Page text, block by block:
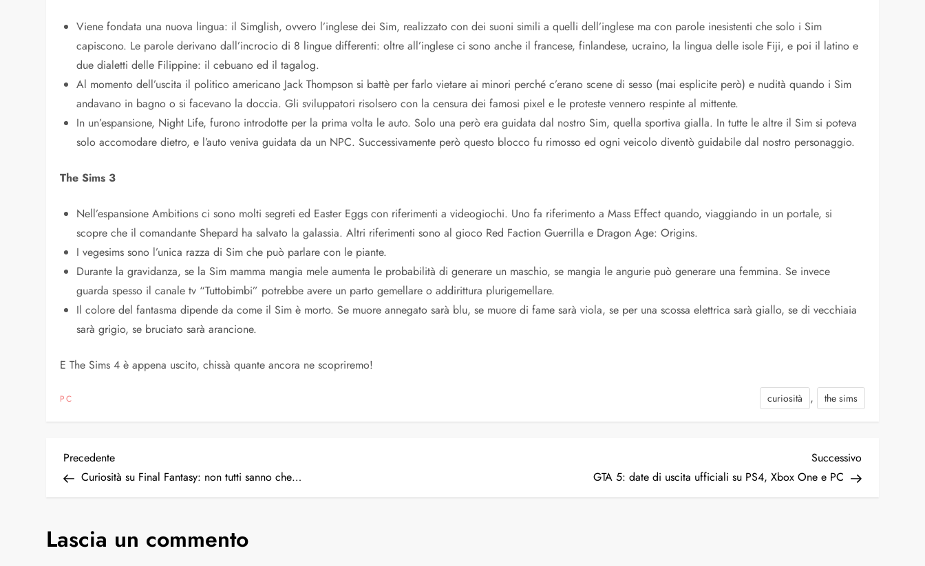
Viene fondata una nuova lingua: il Simglish, ovvero l’inglese dei Sim, realizzato con dei suoni simili a quelli dell’inglese ma con parole inesistenti che solo i Sim
capiscono. Le parole derivano dall’incrocio di 8 lingue differenti: oltre all’inglese ci sono anche il francese, finlandese, ucraino, la lingua delle isole Fiji, e poi il latino e
due dialetti delle Filippine: il cebuano ed il tagalog.
Al momento dell’uscita il politico americano Jack Thompson si battè per farlo vietare ai minori perché c’erano scene di sesso (mai esplicite però) e nudità quando i Sim
andavano in bagno o si facevano la doccia. Gli sviluppatori risolsero con la censura dei famosi pixel e le proteste vennero respinte al mittente.
In un’espansione, Night Life, furono introdotte per la prima volta le auto. Solo una però era guidata dal nostro Sim, quella sportiva gialla. In tutte le altre il Sim si poteva
solo accomodare dietro, e l’auto veniva guidata da un NPC. Successivamente però questo blocco fu rimosso ed ogni veicolo diventò guidabile dal nostro personaggio.
The Sims 3
Nell’espansione Ambitions ci sono molti segreti ed Easter Eggs con riferimenti a videogiochi. Uno fa riferimento a Mass Effect quando, viaggiando in un portale, si
scopre che il comandante Shepard ha salvato la galassia. Altri riferimenti sono al gioco Red Faction Guerrilla e Dragon Age: Origins.
I vegesims sono l’unica razza di Sim che può parlare con le piante.
Durante la gravidanza, se la Sim mamma mangia mele aumenta le probabilità di generare un maschio, se mangia le angurie può generare una femmina. Se invece
guarda spesso il canale tv “Tuttobimbi” potrebbe avere un parto gemellare o addirittura plurigemellare.
Il colore del fantasma dipende da come il Sim è morto. Se muore annegato sarà blu, se muore di fame sarà viola, se per una scossa elettrica sarà giallo, se di vecchiaia
sarà grigio, se bruciato sarà arancione.
E The Sims 4 è appena uscito, chissà quante ancora ne scopriremo!
PC curiosità , the sims
N
v
Articolo
precedente
Precedente
Curiosità su Final Fantasy: non tutti sanno che…
Articolo
successivo
Successivo
GTA 5: date di uscita ufficiali su PS4, Xbox One e PC
Lascia un commento